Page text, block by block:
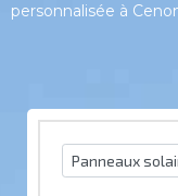
personnalisée à